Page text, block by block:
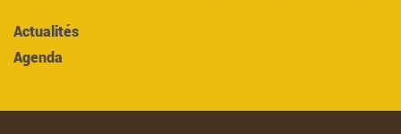
Actualités
Agenda